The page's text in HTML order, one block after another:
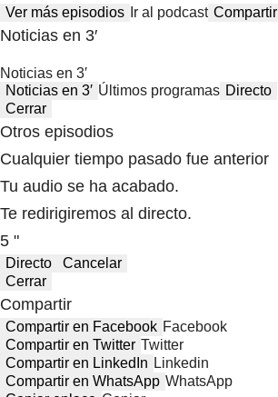
Ver más episodios Ir al podcast Compartir
Noticias en 3′
Noticias en 3′
Noticias en 3′ Últimos programas Directo
Cerrar
Otros episodios
Cualquier tiempo pasado fue anterior
Tu audio se ha acabado.
Te redirigiremos al directo.
5 "
Directo
Cancelar
Cerrar
Compartir
Compartir en Facebook Facebook
Compartir en Twitter Twitter
Compartir en LinkedIn Linkedin
Compartir en WhatsApp WhatsApp